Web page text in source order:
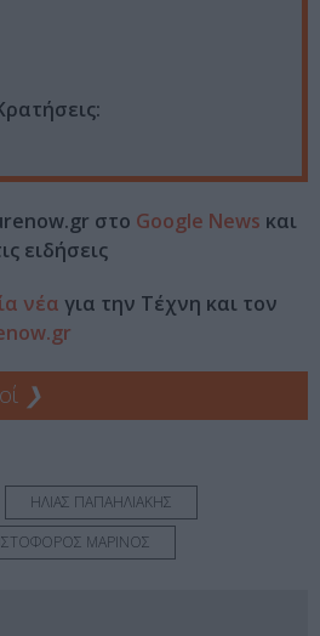
στο Google News και
ειδήσεις
νέα για την Τέχνη και τον
❯
ΗΛΙΑΣ ΠΑΠΑΗΛΙΑΚΗΣ
ΜΑΡΙΝΟΣ